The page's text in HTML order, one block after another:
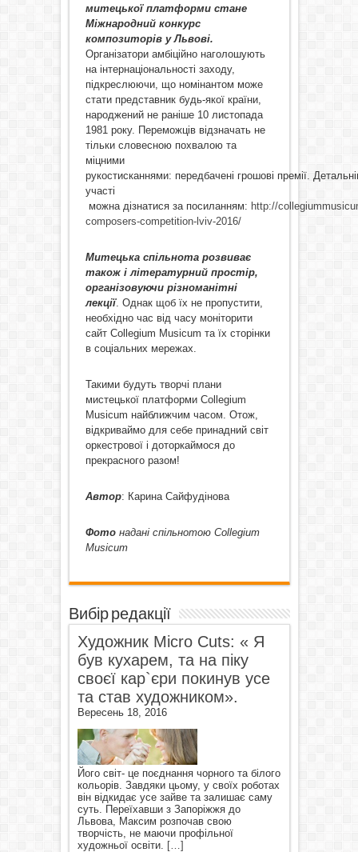
митецької платформи стане
Міжнародний конкурс
композиторів у Львові.
Організатори амбіційно наголошують
на інтернаціональності заходу,
підкреслюючи, що номінантом може
стати представник будь-якої країни,
народжений не раніше 10 листопада
1981 року. Переможців відзначать не
тільки словесною похвалою та
міцними
рукостисканнями: передбачені грошові премії.
участі
можна дізнатися за посиланням: http://
composers-competition-lviv-2016/
Митецька спільнота розвиває
також і літературний простір,
організовуючи різноманітні
лекції. Однак щоб їх не пропустити,
необхідно час від часу моніторити
сайт Collegium Musicum та їх сторінки
в соціальних мережах.
Такими будуть творчі плани
мистецької платформи Collegium
Musicum найближчим часом. Отож,
відкриваймо для себе принадний світ
оркестрової і доторкаймося до
прекрасного разом!
Автор: Карина Сайфудінова
Фото надані спільнотою Collegium
Musicum
Вибір редакції
Художник Micro Cuts: « Я
був кухарем, та на піку
своєї кар`єри покинув усе
та став художником».
Вересень 18, 2016
Його світ- це поєднання чорного та білого
кольорів. Завдяки цьому, у своїх роботах
він відкидає усе зайве та залишає саму
суть. Переїхавши з Запоріжжя до
Львова, Максим розпочав свою
творчість, не маючи профільної
художньої освіти. […]